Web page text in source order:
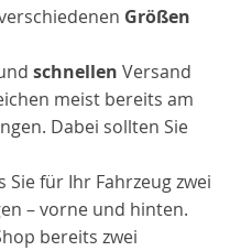
Größen
schnellen Versand
meist bereits am
Dabei sollten Sie
Sie für Ihr Fahrzeug zwei
– vorne und hinten.
bereits zwei